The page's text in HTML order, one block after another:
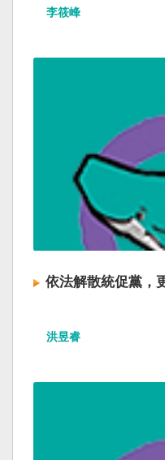
李筱峰
依法解散統促黨，
洪昱睿